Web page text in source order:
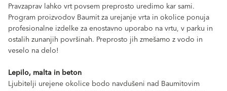
Pravzaprav lahko vrt povsem preprosto uredimo kar sami.
Program proizvodov Baumit za urejanje vrta in okolice ponuja
profesionalne izdelke za enostavno uporabo na vrtu, v parku in
ostalih zunanjih površinah. Preprosto jih zmešamo z vodo in
veselo na delo!
Lepilo, malta in beton
Ljubitelji urejene okolice bodo navdušeni nad Baumitovim